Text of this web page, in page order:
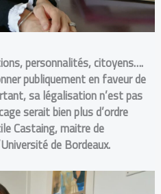
personnalités, citoyens….
publiquement en faveur de
sa légalisation n’est pas
serait bien plus d’ordre
Castaing, maitre de
de Bordeaux.